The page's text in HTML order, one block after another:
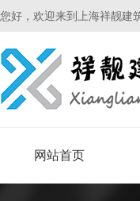
您好，欢迎来到上海祥靓建
网站首页